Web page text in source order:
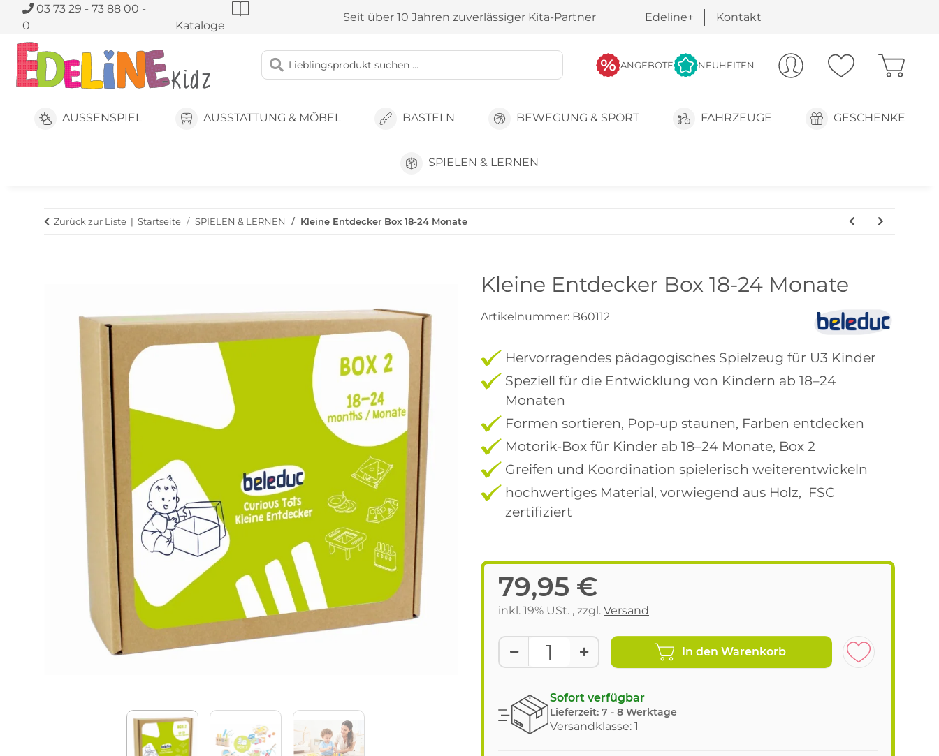
03 73 29 - 73 88 00 -
0
Kataloge
Seit über 10 Jahren zuverlässiger Kita-Partner Edeline+ Kontakt
ANGEBOTE NEUHEITEN
AUSSENSPIEL AUSSTATTUNG & MÖBEL BASTELN BEWEGUNG & SPORT FAHRZEUGE GESCHENKE
SPIELEN & LERNEN
Zurück zur Liste Startseite SPIELEN & LERNEN Kleine Entdecker Box 18-24 Monate
Kleine Entdecker Box 18-24 Monate
Artikelnummer: B60112
Hervorragendes pädagogisches Spielzeug für U3 Kinder
Speziell für die Entwicklung von Kindern ab 18–24
Monaten
Formen sortieren, Pop-up staunen, Farben entdecken
Motorik-Box für Kinder ab 18–24 Monate, Box 2
Greifen und Koordination spielerisch weiterentwickeln
hochwertiges Material, vorwiegend aus Holz, FSC
zertifiziert
79,95 €
inkl. 19% USt. , zzgl. Versand
In den Warenkorb
Sofort verfügbar
Lieferzeit: 7 - 8 Werktage
Versandklasse: 1